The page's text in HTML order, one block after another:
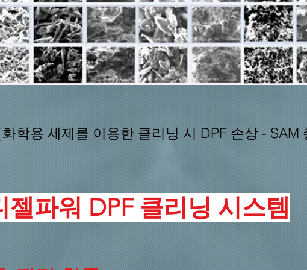
학용 세제를 이용한 클리닝 시 DPF 손상 - SAM
젤파워 DPF 클리닝 시스템